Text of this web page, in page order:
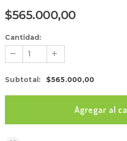
$565.000,00
Cantidad:
Subtotal : $565.000,00